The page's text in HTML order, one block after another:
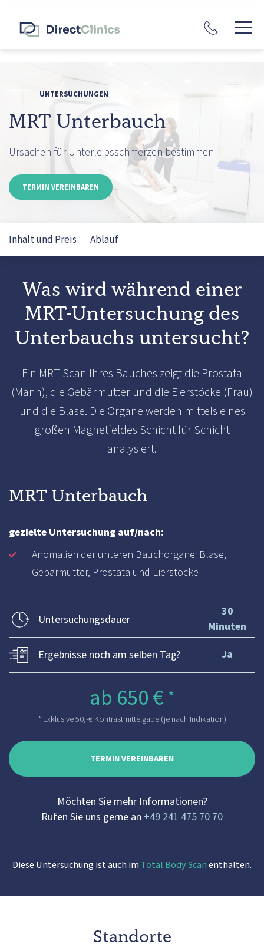
UNTERSUCHUNGEN
MRT Unterbauch
Ursachen für Unterleibsschmerzen bestimmen
TERMIN VEREINBAREN
Inhalt und Preis Ablauf
Was wird während einer
MRT-Untersuchung des
Unterbauchs untersucht?
Ein MRT-Scan Ihres Bauches zeigt die Prostata
(Mann), die Gebärmutter und die Eierstöcke (Frau)
und die Blase. Die Organe werden mittels eines
großen Magnetfeldes Schicht für Schicht
analysiert.
MRT Unterbauch
gezielte Untersuchung auf/nach:
Anomalien der unteren Bauchorgane: Blase,
Gebärmutter, Prostata und Eierstöcke
Untersuchungsdauer
30
Minuten
Ergebnisse noch am selben Tag?
Ja
ab 650 € *
* Exklusive 50,-€ Kontrastmittelgabe (je nach Indikation)
TERMIN VEREINBAREN
Möchten Sie mehr Informationen?
Rufen Sie uns gerne an +49 241 475 70 70
Diese Untersuchung ist auch im Total Body Scanenthalten.
Standorte